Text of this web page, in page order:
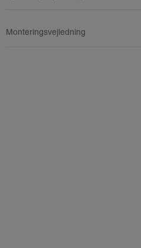
Monteringsvejledning